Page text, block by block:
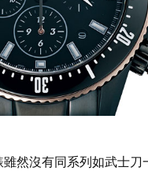
然沒有同系列如武士刀